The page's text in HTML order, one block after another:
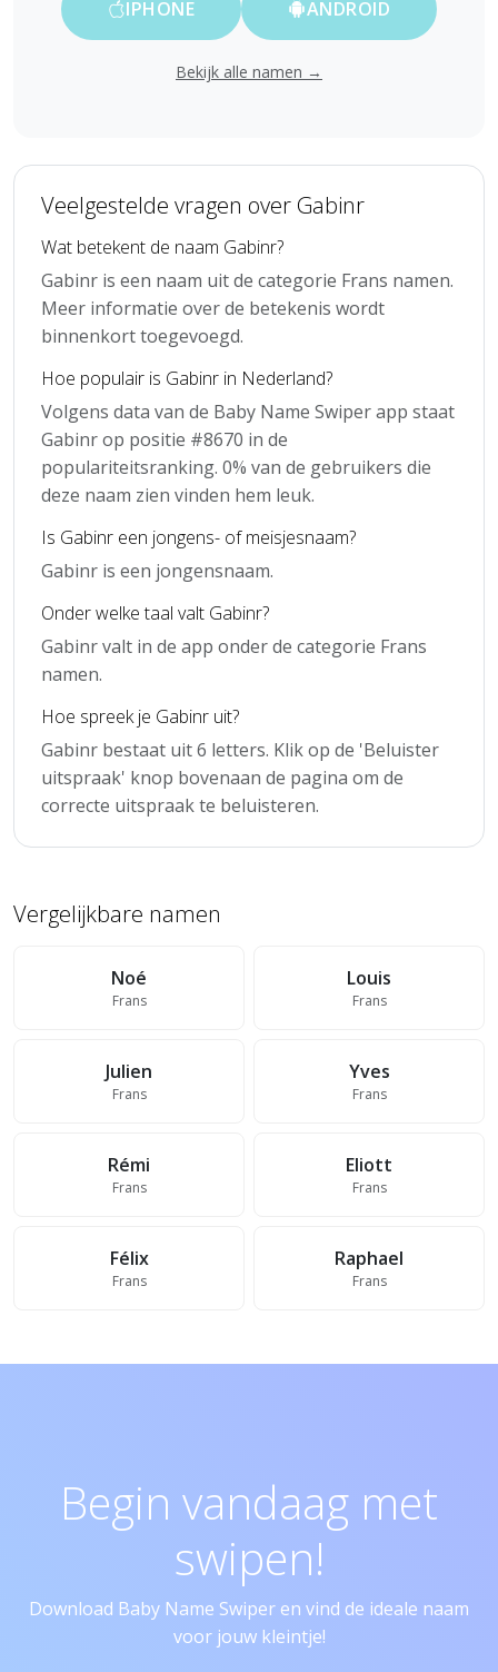
IPHONE ANDROID
Bekijk alle namen →
Veelgestelde vragen over Gabinr
Wat betekent de naam Gabinr?
Gabinr is een naam uit de categorie Frans namen.
Meer informatie over de betekenis wordt
binnenkort toegevoegd.
Hoe populair is Gabinr in Nederland?
Volgens data van de Baby Name Swiper app staat
Gabinr op positie #8670 in de
populariteitsranking. 0% van de gebruikers die
deze naam zien vinden hem leuk.
Is Gabinr een jongens- of meisjesnaam?
Gabinr is een jongensnaam.
Onder welke taal valt Gabinr?
Gabinr valt in de app onder de categorie Frans
namen.
Hoe spreek je Gabinr uit?
Gabinr bestaat uit 6 letters. Klik op de 'Beluister
uitspraak' knop bovenaan de pagina om de
correcte uitspraak te beluisteren.
Vergelijkbare namen
Noé
Frans
Louis
Frans
Julien
Frans
Yves
Frans
Rémi
Frans
Eliott
Frans
Félix
Frans
Raphael
Frans
Begin vandaag met
swipen!
Download Baby Name Swiper en vind de ideale naam
voor jouw kleintje!